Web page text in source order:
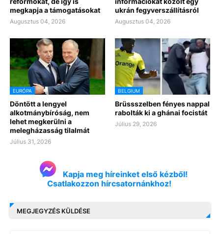
megkapja a támogatásokat
Augusztus 04, 2026
ukrán fegyverszállításról
Augusztus 04, 2026
EURÓPA
Döntött a lengyel
alkotmánybíróság, nem
lehet megkerülni a
melegházasság tilalmát
Július 31, 2026
BELGIUM
Brüssszelben fényes nappal
rabolták ki a ghánai focistát
Július 29, 2026
Kapja meg híreinket első kézből!
Csatlakozzon hírcsatornánkhoz!
MEGJEGYZÉS KÜLDÉSE